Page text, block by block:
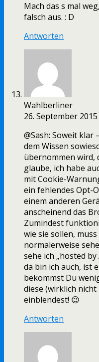
Mach das s mal
falsch aus. : D
Antworten
Wahlberliner
26. September 2015
@Sash: Soweit klar
dem Wissen
übernommen wird,
glaube, ich habe
mit Cookie-
ein fehlendes Opt-
einem anderen
anscheinend das
Zumindest
wie sie sollen,
normalerweise
sehe ich „hosted
da bin ich auch, ist
bekommst Du
diese (wirklich
einblendest! 😉
Antworten